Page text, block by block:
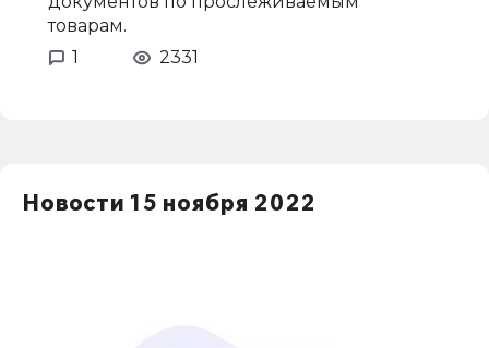
товарам.
1
2331
Новости 15 ноября 2022